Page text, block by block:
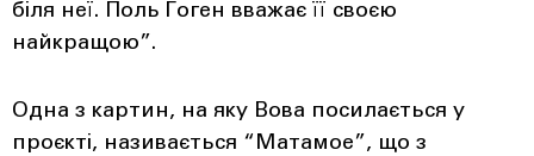
біля неї. Поль Гоген вважає її своєю
найкращою”.
Одна з картин, на яку Вова посилається у
проєкті, називається “Матамое”, що з